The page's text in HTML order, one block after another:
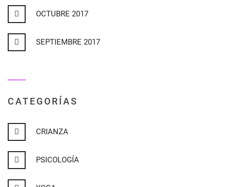
OCTUBRE 2017
SEPTIEMBRE 2017
CATEGORÍAS
CRIANZA
PSICOLOGÍA